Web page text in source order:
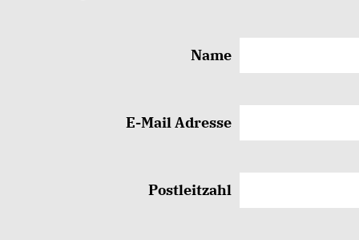
Name
E-Mail Adresse
Postleitzahl